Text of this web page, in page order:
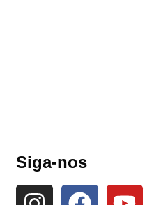
Siga-nos